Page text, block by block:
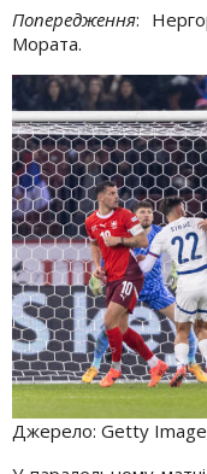
Попередження:
Мората.
Джерело: Getty